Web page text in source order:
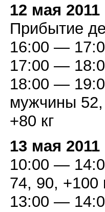
12 мая 2011
Прибытие
16:00 —
17:00 —
18:00 —
мужчины
+80 кг
13 мая 2011
10:00 —
74, 90, +100
13:00 —